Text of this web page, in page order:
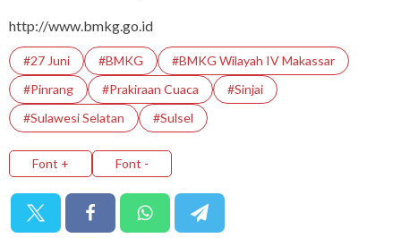
http://www.bmkg.go.id
#27 Juni #BMKG
#BMKG Wilayah IV Makassar
#Pinrang
#Prakiraan Cuaca
#Sinjai
#Sulawesi Selatan
#Sulsel
Font + Font -